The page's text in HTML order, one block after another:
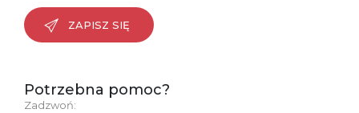
ZAPISZ SIĘ
Potrzebna pomoc?
Zadzwoń: